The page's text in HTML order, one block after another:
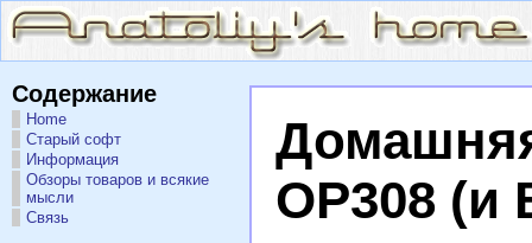
Содержание
Home
Старый софт
Информация
Обзоры товаров и всякие
мысли
Связь
OP308 (и